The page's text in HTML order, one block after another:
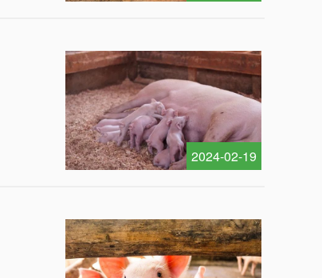
留言反馈
2024-02-19